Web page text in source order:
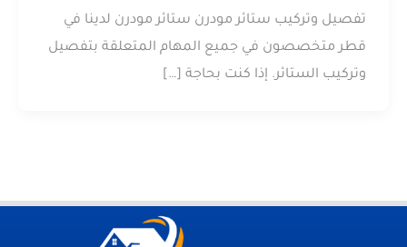
تفصيل وتركيب ستائر مودرن ستائر مودرن لدينا في
قطر متخصصون في جميع المهام المتعلقة بتفصيل
وتركيب الستائر. إذا كنت بحاجة […]